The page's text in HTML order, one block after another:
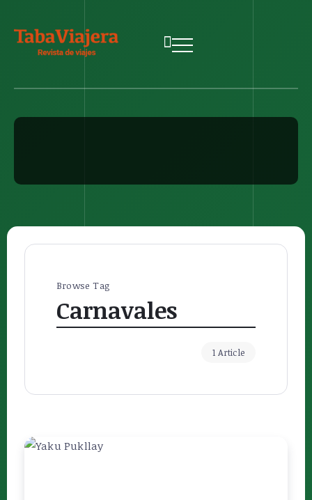
Browse Tag
Carnavales
1 Article